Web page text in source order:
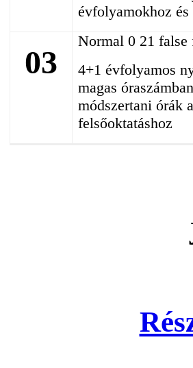
évfolyamokhoz és
03
Normal 0 21
4+1 évfolyamos
magas
módszertani órák
felsőoktatáshoz